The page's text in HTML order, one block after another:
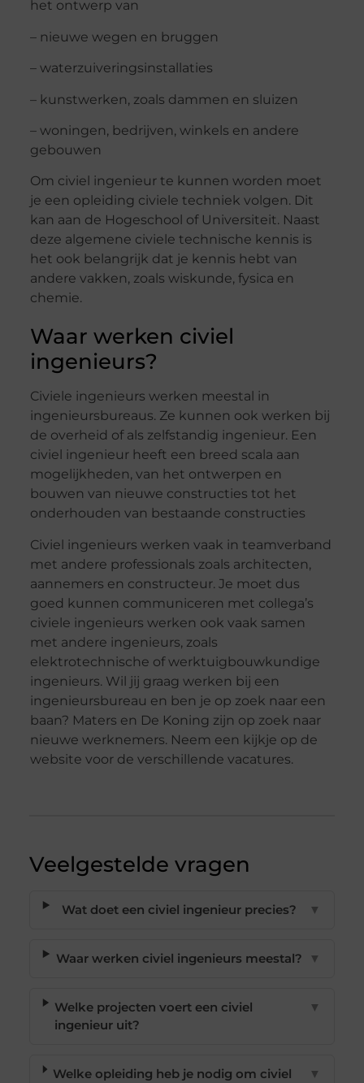
het ontwerp van
– nieuwe wegen en bruggen
– waterzuiveringsinstallaties
– kunstwerken, zoals dammen en sluizen
– woningen, bedrijven, winkels en andere
gebouwen
Om civiel ingenieur te kunnen worden moet
je een opleiding civiele techniek volgen. Dit
kan aan de Hogeschool of Universiteit. Naast
deze algemene civiele technische kennis is
het ook belangrijk dat je kennis hebt van
andere vakken, zoals wiskunde, fysica en
chemie.
Waar werken civiel
ingenieurs?
Civiele ingenieurs werken meestal in
ingenieursbureaus. Ze kunnen ook werken bij
de overheid of als zelfstandig ingenieur. Een
civiel ingenieur heeft een breed scala aan
mogelijkheden, van het ontwerpen en
bouwen van nieuwe constructies tot het
onderhouden van bestaande constructies
Civiel ingenieurs werken vaak in teamverband
met andere professionals zoals architecten,
aannemers en constructeur. Je moet dus
goed kunnen communiceren met collega’s
civiele ingenieurs werken ook vaak samen
met andere ingenieurs, zoals
elektrotechnische of werktuigbouwkundige
ingenieurs. Wil jij graag werken bij een
ingenieursbureau en ben je op zoek naar een
baan? Maters en De Koning zijn op zoek naar
nieuwe werknemers. Neem een kijkje op de
website voor de verschillende vacatures.
Veelgestelde vragen
Wat doet een civiel ingenieur precies? ▼
Waar werken civiel ingenieurs meestal? ▼
Welke projecten voert een civiel
ingenieur uit?
▼
Welke opleiding heb je nodig om civiel
▼